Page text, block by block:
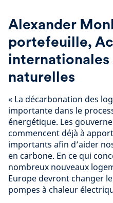
Alexander
portefeuille,
internationales
naturelles
« La décarbonation des
importante dans le
énergétique. Les
commencent déjà à
importants afin d’aider
en carbone. En ce qui
nombreux nouveaux
Europe devront changer
pompes à chaleur